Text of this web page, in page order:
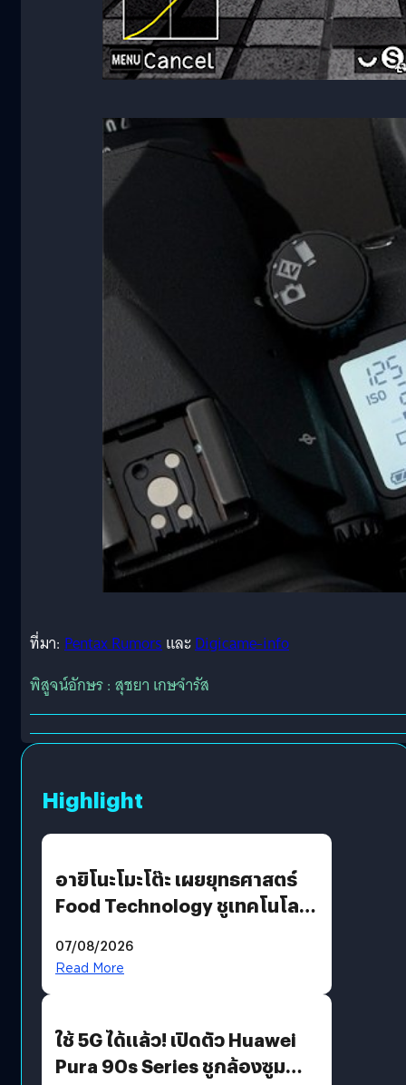
ที่มา: Pentax RumorsและDigicame-info
พิสูจน์อักษร : สุชยา เกษจำรัส
Highlight
อายิโนะโมะโต๊ะ เผยยุทธศาสตร์
Food Technology ชูเทคโนโลยี
บริโภคและ B2B
07/08/2026
Read More
ใช้ 5G ได้แล้ว! เปิดตัว Huawei
Pura 90s Series ชูกล้องซูม